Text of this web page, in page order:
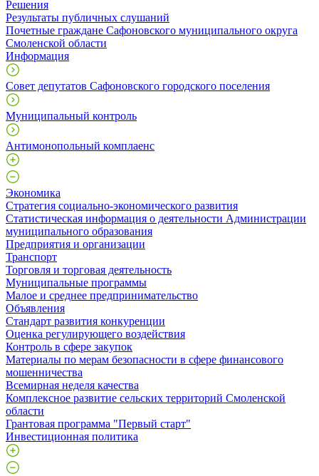
Решения
Результаты публичных слушаний
Почетные граждане Сафоновского муниципального округа
Смоленской области
Информация
Совет депутатов Сафоновского городского поселения
Муниципальный контроль
Антимонопольный комплаенс
Экономика
Стратегия социально-экономического развития
Статистическая информация о деятельности Администрации
муниципального образования
Предприятия и организации
Транспорт
Торговля и торговая деятельность
Муниципальные программы
Малое и среднее предпринимательство
Объявления
Стандарт развития конкуренции
Оценка регулирующего воздействия
Контроль в сфере закупок
Материалы по мерам безопасности в сфере финансового
мошенничества
Всемирная неделя качества
Комплексное развитие сельских территорий Смоленской
области
Грантовая программа "Первый старт"
Инвестиционная политика